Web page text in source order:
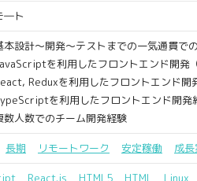
―ト
計～開発～テストまでの一気通貫で
を利用したフロントエンド開発（
Reduxを利用したフロントエンド開
を利用したフロントエンド開発
人数でのチーム開発経験
長期 リモートワーク 安定稼働 成
React.js HTML5 HTML Linux